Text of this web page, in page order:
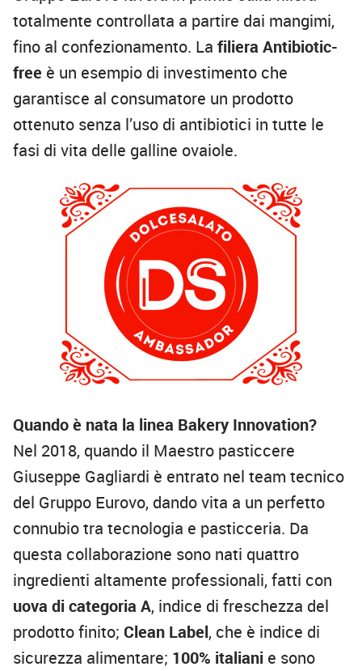
totalmente controllata a partire dai mangimi,
fino al confezionamento. La filiera Antibiotic-
free è un esempio di investimento che
garantisce al consumatore un prodotto
ottenuto senza l’uso di antibiotici in tutte le
fasi di vita delle galline ovaiole.
Quando è nata la linea Bakery Innovation?
Nel 2018, quando il Maestro pasticcere
Giuseppe Gagliardi è entrato nel team tecnico
del Gruppo Eurovo, dando vita a un perfetto
connubio tra tecnologia e pasticceria. Da
questa collaborazione sono nati quattro
ingredienti altamente professionali, fatti con
uova di categoria A, indice di freschezza del
prodotto finito; Clean Label, che è indice di
sicurezza alimentare; 100% italiani e sono